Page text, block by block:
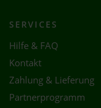
SERVICES
Hilfe & FAQ
Kontakt
Zahlung & Lieferung
Partnerprogramm